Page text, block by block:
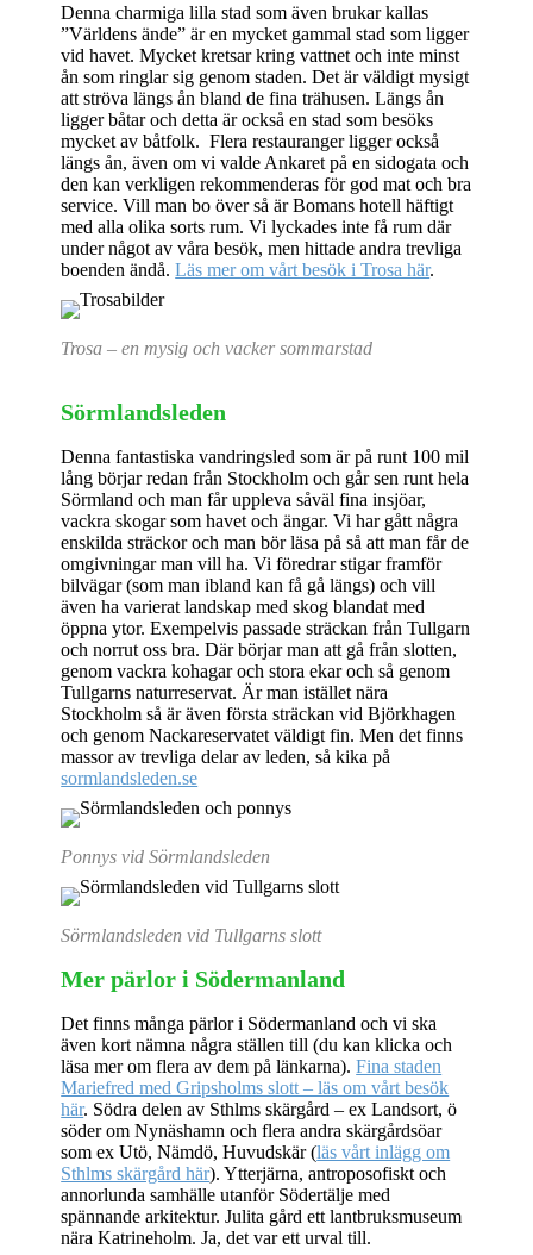
Denna charmiga lilla stad som även brukar kallas
”Världens ände” är en mycket gammal stad som ligger
vid havet. Mycket kretsar kring vattnet och inte minst
ån som ringlar sig genom staden. Det är väldigt mysigt
att ströva längs ån bland de fina trähusen. Längs ån
ligger båtar och detta är också en stad som besöks
mycket av båtfolk. Flera restauranger ligger också
längs ån, även om vi valde Ankaret på en sidogata och
den kan verkligen rekommenderas för god mat och bra
service. Vill man bo över så är Bomans hotell häftigt
med alla olika sorts rum. Vi lyckades inte få rum där
under något av våra besök, men hittade andra trevliga
boenden ändå.Läs mer om vårt besök i Trosa här.
Trosa – en mysig och vacker sommarstad
Sörmlandsleden
Denna fantastiska vandringsled som är på runt 100 mil
lång börjar redan från Stockholm och går sen runt hela
Sörmland och man får uppleva såväl fina insjöar,
vackra skogar som havet och ängar. Vi har gått några
enskilda sträckor och man bör läsa på så att man får de
omgivningar man vill ha. Vi föredrar stigar framför
bilvägar (som man ibland kan få gå längs) och vill
även ha varierat landskap med skog blandat med
öppna ytor. Exempelvis passade sträckan från Tullgarn
och norrut oss bra. Där börjar man att gå från slotten,
genom vackra kohagar och stora ekar och så genom
Tullgarns naturreservat. Är man istället nära
Stockholm så är även första sträckan vid Björkhagen
och genom Nackareservatet väldigt fin. Men det finns
massor av trevliga delar av leden, så kika på
sormlandsleden.se
Ponnys vid Sörmlandsleden
Sörmlandsleden vid Tullgarns slott
Mer pärlor i Södermanland
Det finns många pärlor i Södermanland och vi ska
även kort nämna några ställen till (du kan klicka och
läsa mer om flera av dem på länkarna).Fina staden
Mariefred med Gripsholms slott – läs om vårt besök
här. Södra delen av Sthlms skärgård – ex Landsort, ö
söder om Nynäshamn och flera andra skärgårdsöar
som ex Utö, Nämdö, Huvudskär (läs vårt inlägg om
Sthlms skärgård här). Ytterjärna, antroposofiskt och
annorlunda samhälle utanför Södertälje med
spännande arkitektur. Julita gård ett lantbruksmuseum
nära Katrineholm. Ja, det var ett urval till.